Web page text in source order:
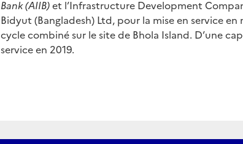
Bank(AIIB)et l’Infrastructure Development
Bidyut (Bangladesh) Ltd, pour la mise en service
cycle combiné sur le site de Bhola Island. D’une
service en 2019.